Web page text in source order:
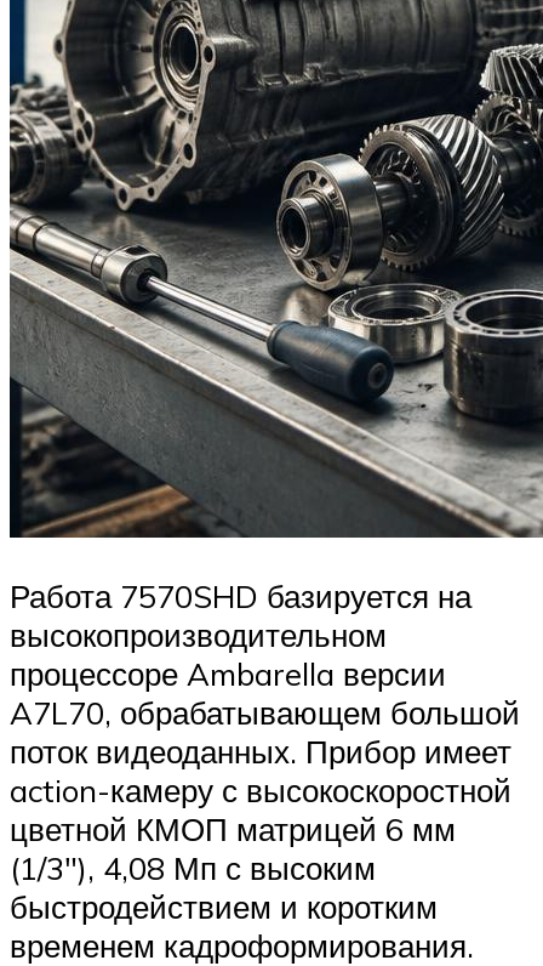
Работа 7570SHD базируется на
высокопроизводительном
процессоре Ambarella версии
A7L70, обрабатывающем большой
поток видеоданных. Прибор имеет
action-камеру с высокоскоростной
цветной КМОП матрицей 6 мм
(1/3″), 4,08 Мп с высоким
быстродействием и коротким
временем кадроформирования.